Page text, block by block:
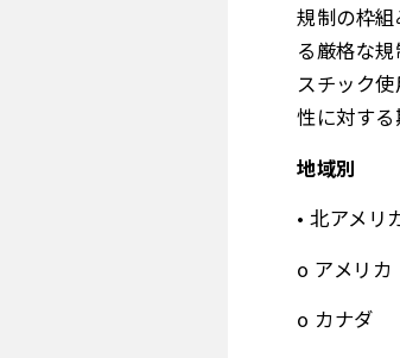
規制の枠
る厳格な
スチック
性に対する
地域別
• 北アメリ
o アメリカ
o カナダ